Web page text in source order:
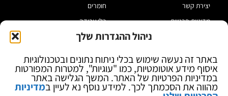
ניהול ההגדרות שלך
באתר זה נעשה שימוש בכלי ניתוח נתונים ובטכנולוגיות
איסוף מידע אוטומטיות, כמו "עוגיות", למטרות המפורטות
במדיניות הפרטיות של האתר. המשך הגלישה באתר
מהווה את הסכמתך לכך. למידע נוסף נא לעיין במדיניות
יצירת קשר
מדיניות פרטיות
בלוג
חומרים
כלי עבודה
מוצרי הלחמה
ספקי כח ומודדים
ציוד אופטי להגדלה